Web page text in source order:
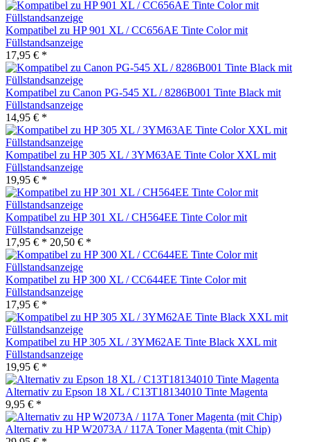
Kompatibel zu HP 901 XL / CC656AE Tinte Color mit
Füllstandsanzeige
17,95 € *
Kompatibel zu Canon PG-545 XL / 8286B001 Tinte Black mit
Füllstandsanzeige
14,95 € *
Kompatibel zu HP 305 XL / 3YM63AE Tinte Color XXL mit
Füllstandsanzeige
19,95 € *
Kompatibel zu HP 301 XL / CH564EE Tinte Color mit
Füllstandsanzeige
17,95 € * 20,50 € *
Kompatibel zu HP 300 XL / CC644EE Tinte Color mit
Füllstandsanzeige
17,95 € *
Kompatibel zu HP 305 XL / 3YM62AE Tinte Black XXL mit
Füllstandsanzeige
19,95 € *
Alternativ zu Epson 18 XL / C13T18134010 Tinte Magenta
9,95 € *
Alternativ zu HP W2073A / 117A Toner Magenta (mit Chip)